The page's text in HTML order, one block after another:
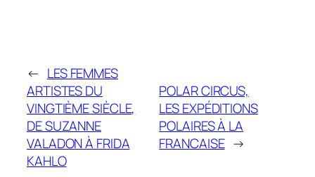
← LES FEMMES
ARTISTES DU
VINGTIÈME SIÈCLE,
DE SUZANNE
VALADON À FRIDA
KAHLO
POLAR CIRCUS,
LES EXPÉDITIONS
POLAIRES À LA
FRANCAISE →